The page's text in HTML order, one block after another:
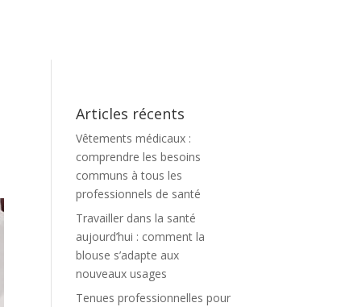
Articles récents
Vêtements médicaux :
comprendre les besoins
communs à tous les
professionnels de santé
Travailler dans la santé
aujourd’hui : comment la
blouse s’adapte aux
nouveaux usages
Tenues professionnelles pour